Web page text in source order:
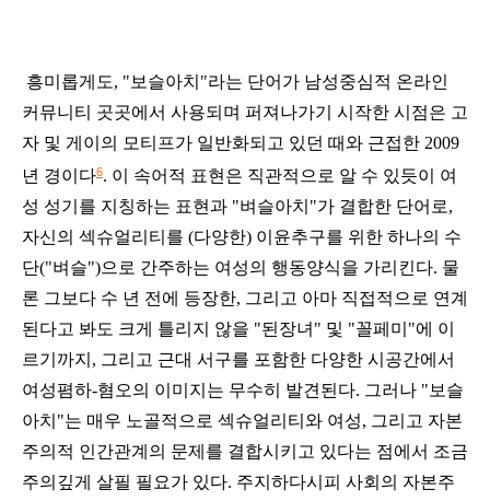
흥미롭게도, "보슬아치"라는 단어가 남성중심적 온라인
커뮤니티 곳곳에서 사용되며 퍼져나가기 시작한 시점은 고
자 및 게이의 모티프가 일반화되고 있던 때와 근접한 2009
년 경이다6. 이 속어적 표현은 직관적으로 알 수 있듯이 여
성 성기를 지칭하는 표현과 "벼슬아치"가 결합한 단어로,
자신의 섹슈얼리티를 (다양한) 이윤추구를 위한 하나의 수
단("벼슬")으로 간주하는 여성의 행동양식을 가리킨다. 물
론 그보다 수 년 전에 등장한, 그리고 아마 직접적으로 연계
된다고 봐도 크게 틀리지 않을 "된장녀" 및 "꼴페미"에 이
르기까지, 그리고 근대 서구를 포함한 다양한 시공간에서
여성폄하-혐오의 이미지는 무수히 발견된다. 그러나 "보슬
아치"는 매우 노골적으로 섹슈얼리티와 여성, 그리고 자본
주의적 인간관계의 문제를 결합시키고 있다는 점에서 조금
주의깊게 살필 필요가 있다. 주지하다시피 사회의 자본주